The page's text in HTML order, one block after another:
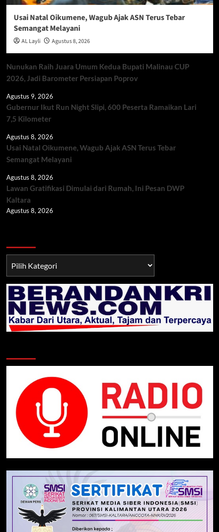
Usai Natal Oikumene, Wagub Ajak ASN Terus Tebar
Semangat Melayani
AL Layli Agustus 8, 2026
Nunukan Raih Juara Umum Kedua Bupati Malinau CUP
2026, Jadi Barometer Persiapan Poprov
Agustus 9, 2026
Gubernur Ikut Run Night Slipi, 600 Peserta Ramaikan Lari
7,5 Kilometer
Agustus 8, 2026
Usai Natal Oikumene, Wagub Ajak ASN Terus Tebar
Semangat Melayani
Agustus 8, 2026
Lawan Gratifikasi Dimulai dari Rumah, Ini Pesan DWP
Kaltara
Agustus 8, 2026
TNI/POLRI